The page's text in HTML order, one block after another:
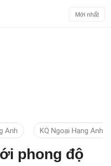
Mới nhất
Anh KQ Ngoại Hạng Anh
phong độ